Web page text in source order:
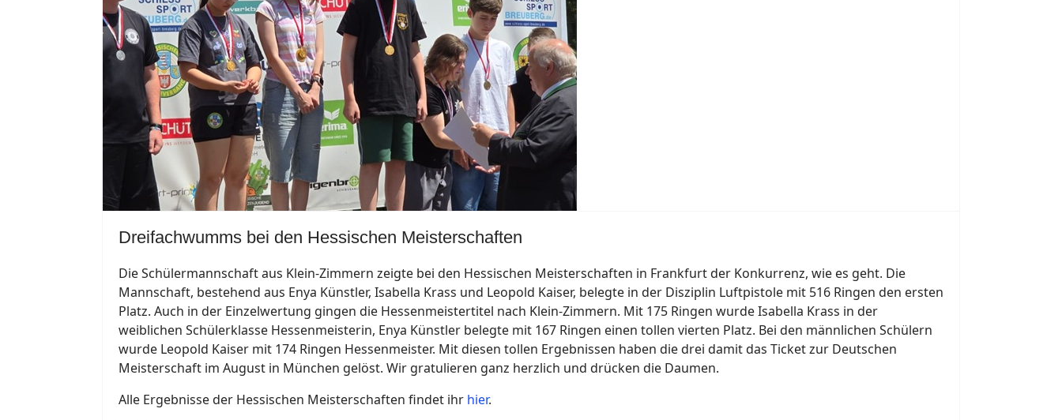
Dreifachwumms bei den Hessischen Meisterschaften
Die Schülermannschaft aus Klein-Zimmern zeigte bei den Hessischen Meisterschaften in Frankfurt der Konkurrenz, wie es geht. Die
Mannschaft, bestehend aus Enya Künstler, Isabella Krass und Leopold Kaiser, belegte in der Disziplin Luftpistole mit 516 Ringen den ersten
Platz. Auch in der Einzelwertung gingen die Hessenmeistertitel nach Klein-Zimmern. Mit 175 Ringen wurde Isabella Krass in der
weiblichen Schülerklasse Hessenmeisterin, Enya Künstler belegte mit 167 Ringen einen tollen vierten Platz. Bei den männlichen Schülern
wurde Leopold Kaiser mit 174 Ringen Hessenmeister. Mit diesen tollen Ergebnissen haben die drei damit das Ticket zur Deutschen
Meisterschaft im August in München gelöst. Wir gratulieren ganz herzlich und drücken die Daumen.
Alle Ergebnisse der Hessischen Meisterschaften findet ihr hier.